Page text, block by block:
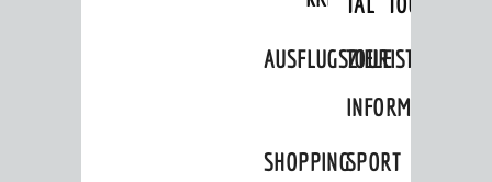
AUSFLUGSZIELE
TOURIST
INFORMATION
SHOPPINGSPORT